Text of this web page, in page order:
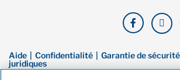
Aide Confidentialité Garantie de sécurité
juridiques